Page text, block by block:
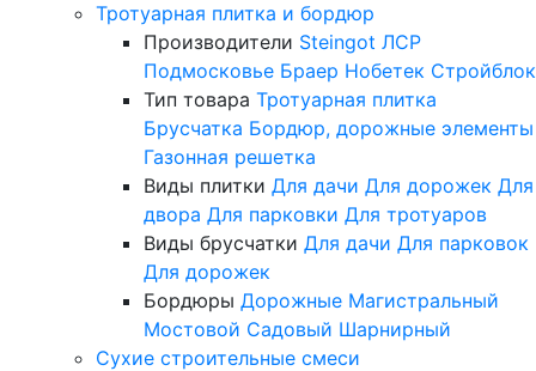
Тротуарная плитка и бордюр
Производители Steingot ЛСР
Подмосковье Браер Нобетек Стройблок
Тип товара Тротуарная плитка
Брусчатка Бордюр, дорожные элементы
Газонная решетка
Виды плитки Для дачи Для дорожек Для
двора Для парковки Для тротуаров
Виды брусчатки Для дачи Для парковок
Для дорожек
Бордюры Дорожные Магистральный
Мостовой Садовый Шарнирный
Сухие строительные смеси